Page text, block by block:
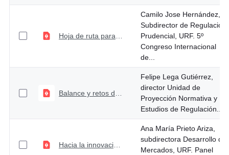
Camilo Jose Hernández,
Subdirector de Regulación
Prudencial, URF. 5º
Congreso Internacional
de...
Felipe Lega Gutiérrez,
director Unidad de
Proyección Normativa y
Estudios de Regulación...
Hacia la innovación financiera
Ana María Prieto Ariza,
subdirectora Desarrollo de
Mercados, URF. Panel